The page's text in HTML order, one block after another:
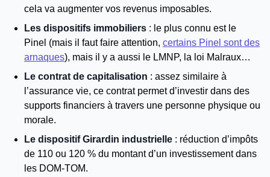
cela va augmenter vos revenus imposables.
Les dispositifs immobiliers : le plus connu est le
Pinel (mais il faut faire attention, certains Pinel sont des
arnaques), mais il y a aussi le LMNP, la loi Malraux…
Le contrat de capitalisation : assez similaire à
l’assurance vie, ce contrat permet d’investir dans des
supports financiers à travers une personne physique ou
morale.
Le dispositif Girardin industrielle : réduction d’impôts
de 110 ou 120 % du montant d’un investissement dans
les DOM-TOM.